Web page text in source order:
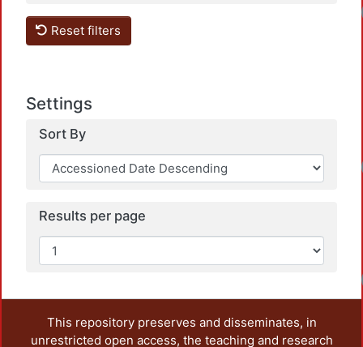
Reset filters
Settings
Sort By
Results per page
This repository preserves and disseminates, in
unrestricted open access, the teaching and research